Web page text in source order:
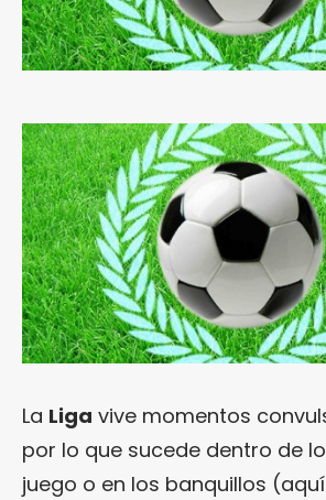
La Liga vive momentos
por lo que sucede dentro de
juego o en los banquillos